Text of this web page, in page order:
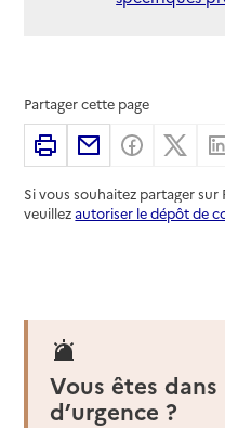
Partager cette page
ImprimerPartager par
Partager
Si vous souhaitez partager
veuillezautoriser le dépôt de
Vous êtes
d’urgence ?